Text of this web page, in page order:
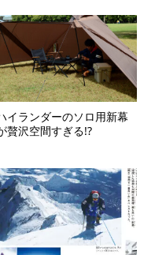
イランダーのソロ用新幕
贅沢空間すぎる!?